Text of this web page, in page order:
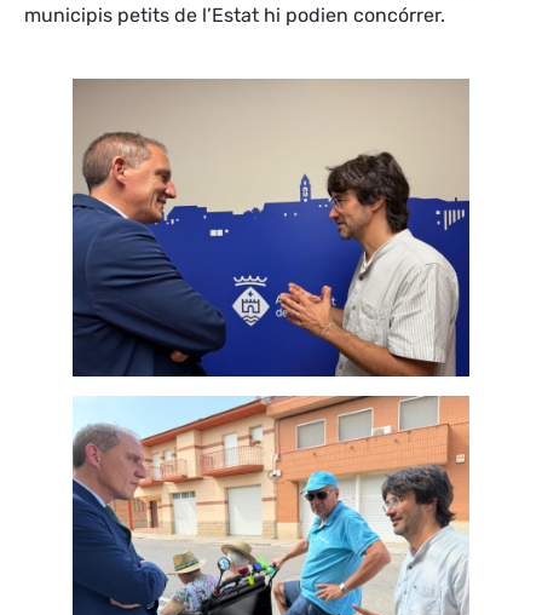
municipis petits de l’Estat hi podien concórrer.